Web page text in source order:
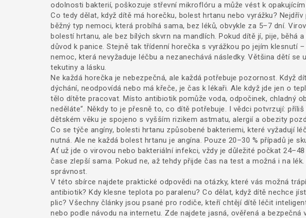
odolnosti bakterií, poškozuje střevní mikroflóru a může vést k
Co tedy dělat, když dítě má horečku, bolest hrtanu nebo vyrážku?
běžný typ nemoci, která probíhá sama, bez léků, obvykle za 5–7 dní.
bolestí hrtanu, ale bez bílých skvrn na mandlích. Pokud dítě jí, pije, běhá
důvod k panice. Stejně tak třídenní horečka s vyrážkou po jejím klesnutí
nemoc, která nevyžaduje léčbu a nezanechává následky. Většina dětí se
tekutiny a lásku.
Ne každá horečka je nebezpečná, ale každá potřebuje pozornost. Když
dýchání, neodpovídá nebo má křeče, je čas k lékaři. Ale když jde jen o
tělo dítěte pracovat. Místo antibiotik pomůže voda, odpočinek, chladný
neděláte“. Někdy to je přesně to, co dítě potřebuje. I vědci potvrzují:
dětském věku je spojeno s vyšším rizikem astmatu, alergií a obezity
Co se týče angíny, bolesti hrtanu způsobené bakteriemi, které vyžadují
nutná. Ale ne každá bolest hrtanu je angína. Pouze 20–30 % případů je
Ať už jde o virovou nebo bakteriální infekci, vždy je důležité počkat
čase zlepší sama. Pokud ne, až tehdy přijde čas na test a možná i na
správnost.
V této sbírce najdete praktické odpovědi na otázky, které vás možná
antibiotik? Kdy klesne teplota po paralenu? Co dělat, když dítě nechce
plic? Všechny články jsou psané pro rodiče, kteří chtějí dítě léčit
nebo podle návodu na internetu. Zde najdete jasná, ověřená a bezpečná